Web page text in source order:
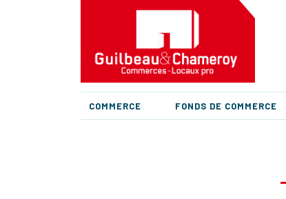
COMMERCE FONDS DE COMMERCE